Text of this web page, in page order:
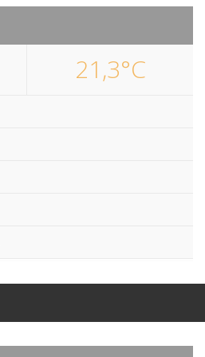
21,3°C